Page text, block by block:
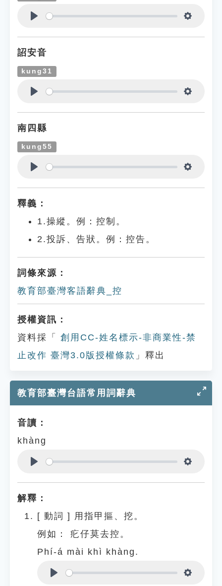
詔安音
kung31
南四縣
kung55
釋義：
1.操縱。例：控制。
2.投訴、告狀。例：控告。
詞條來源：
教育部臺灣客語辭典_控
授權資訊：
資料採「
創用CC-姓名標示-非商業性-禁
止改作 臺灣3.0版授權條款 」釋出
教育部臺灣台語常用詞辭典
音讀：
khàng
解釋：
[ 動詞 ] 用指甲摳、挖。
例如：
疕仔莫去控。
Phí-á mài khì khàng.